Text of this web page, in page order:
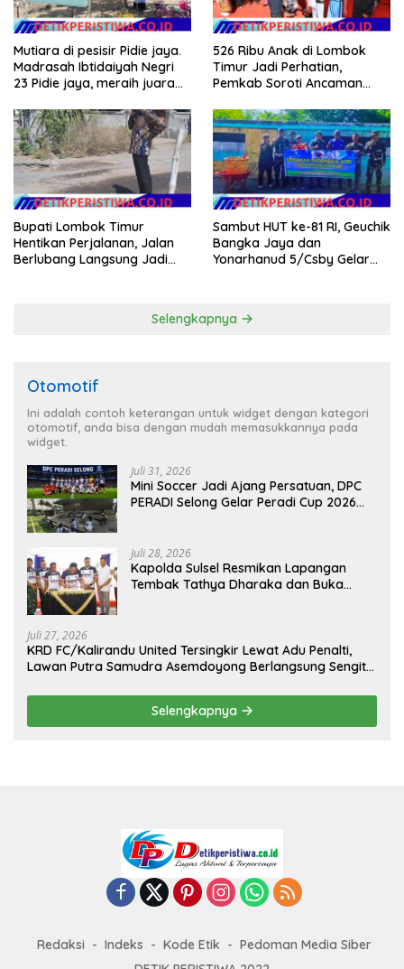
Mutiara di pesisir Pidie jaya.
Madrasah Ibtidaiyah Negri
23 Pidie jaya, meraih juara
526 Ribu Anak di Lombok
Timur Jadi Perhatian,
Pemkab Soroti Ancaman
Pernikahan Dini
Bupati Lombok Timur
Hentikan Perjalanan, Jalan
Berlubang Langsung Jadi
Sambut HUT ke-81 RI, Geuchik
Bangka Jaya dan
Yonarhanud 5/Csby Gelar
Selengkapnya
Otomotif
Ini adalah contoh keterangan untuk widget dengan kategori
otomotif, anda bisa dengan mudah memasukkannya pada
widget.
Juli 31, 2026
Mini Soccer Jadi Ajang Persatuan, DPC
PERADI Selong Gelar Peradi Cup 2026
Juli 28, 2026
Kapolda Sulsel Resmikan Lapangan
Tembak Tathya Dharaka dan Buka
Juli 27, 2026
KRD FC/Kalirandu United Tersingkir Lewat Adu Penalti,
Lawan Putra Samudra Asemdoyong Berlangsung Sengit
Selengkapnya
Redaksi Indeks Kode Etik
Pedoman Media Siber